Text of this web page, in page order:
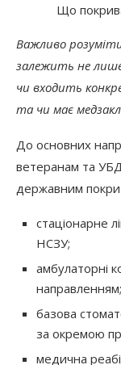
Що
Важливо
залежить не
чи входить
та чи має
До основних
ветеранам та
державним
стаціонарне
НСЗУ;
амбулаторні
направленням;
базова
за окремою
медична